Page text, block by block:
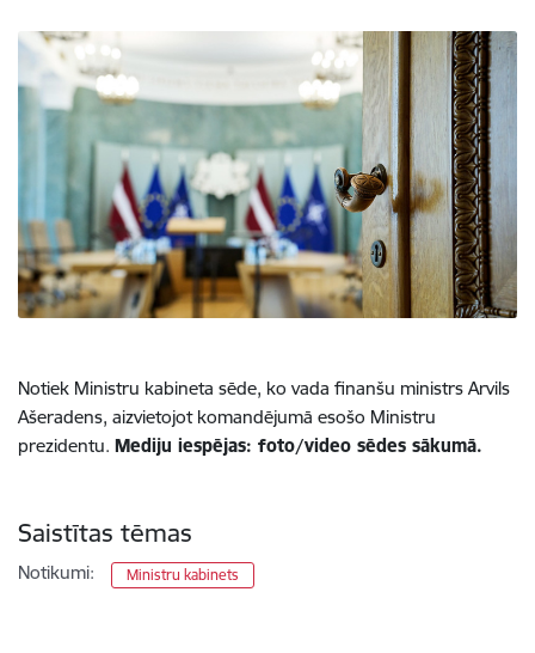
Notiek Ministru kabineta sēde, ko vada finanšu ministrs Arvils
Ašeradens, aizvietojot komandējumā esošo Ministru
prezidentu. Mediju iespējas: foto/video sēdes sākumā.
Saistītas tēmas
Notikumi: Ministru kabinets